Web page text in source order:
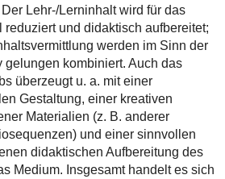
Lehr-/Lerninhalt wird für das
und didaktisch aufbereitet;
werden im Sinn der
kombiniert. Auch das
überzeugt u. a. mit einer
Gestaltung, einer kreativen
Materialien (z. B. anderer
und einer sinnvollen
didaktischen Aufbereitung des
Medium. Insgesamt handelt es sich